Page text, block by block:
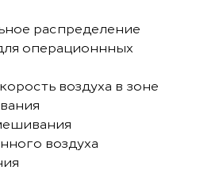
распределение
операционнных
воздуха в зоне
воздуха